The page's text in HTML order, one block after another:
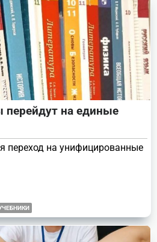
на единые
переход на унифицированные